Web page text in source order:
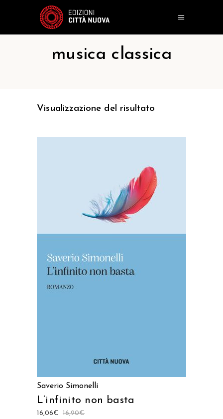
musica classica
Visualizzazione del risultato
AGGIUNGI AL CARRELLO
Saverio Simonelli
L’infinito non basta
16,90€
16,06€